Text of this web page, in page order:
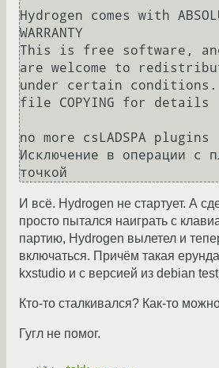
Hydrogen comes with
WARRANTY
This is free software,
are welcome to
under certain conditions.
file COPYING for details
no more csLADSPA plugins
Исключение в операции с
И всё. Hydrogen не стартует. А
просто пытался наиграть с
партию, Hydrogen вылетел и
включаться. Причём такая
kxstudio и с версией из debian
Кто-то сталкивался? Как-то
Гугл не помог.